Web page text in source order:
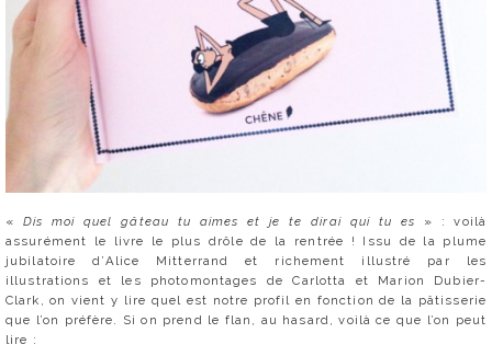
« Dis moi quel gâteau tu aimes et je te dirai qui tu es » : voilà
assurément le livre le plus drôle de la rentrée ! Issu de la plume
jubilatoire d’Alice Mitterrand et richement illustré par les
illustrations et les photomontages de Carlotta et Marion Dubier-
Clark, on vient y lire quel est notre profil en fonction de la pâtisserie
que l’on préfère. Si on prend le flan, au hasard, voilà ce que l’on peut
lire :